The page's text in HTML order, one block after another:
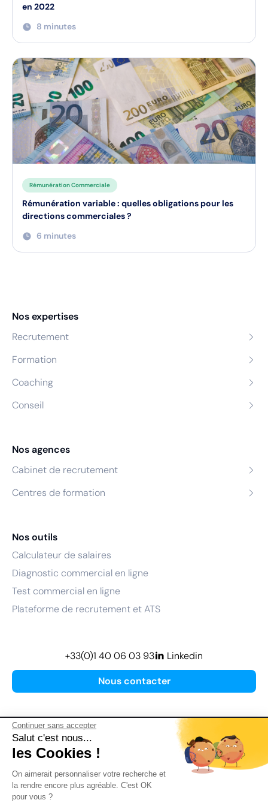
Continuer sans accepter
Salut c'est nous...
les Cookies !
On aimerait personnaliser votre recherche et
la rendre encore plus agréable. C'est OK
pour vous ?
en 2022
8 minutes
Rémunération Commerciale
Rémunération variable : quelles obligations pour les
directions commerciales ?
6 minutes
Nos expertises
Recrutement
Formation
Coaching
Conseil
Nos agences
Cabinet de recrutement
Centres de formation
Nos outils
Calculateur de salaires
Diagnostic commercial en ligne
Test commercial en ligne
Plateforme de recrutement et ATS
Nous contacter
+33(0)1 40 06 03 93 Linkedin
Plan de site
Mentions légales